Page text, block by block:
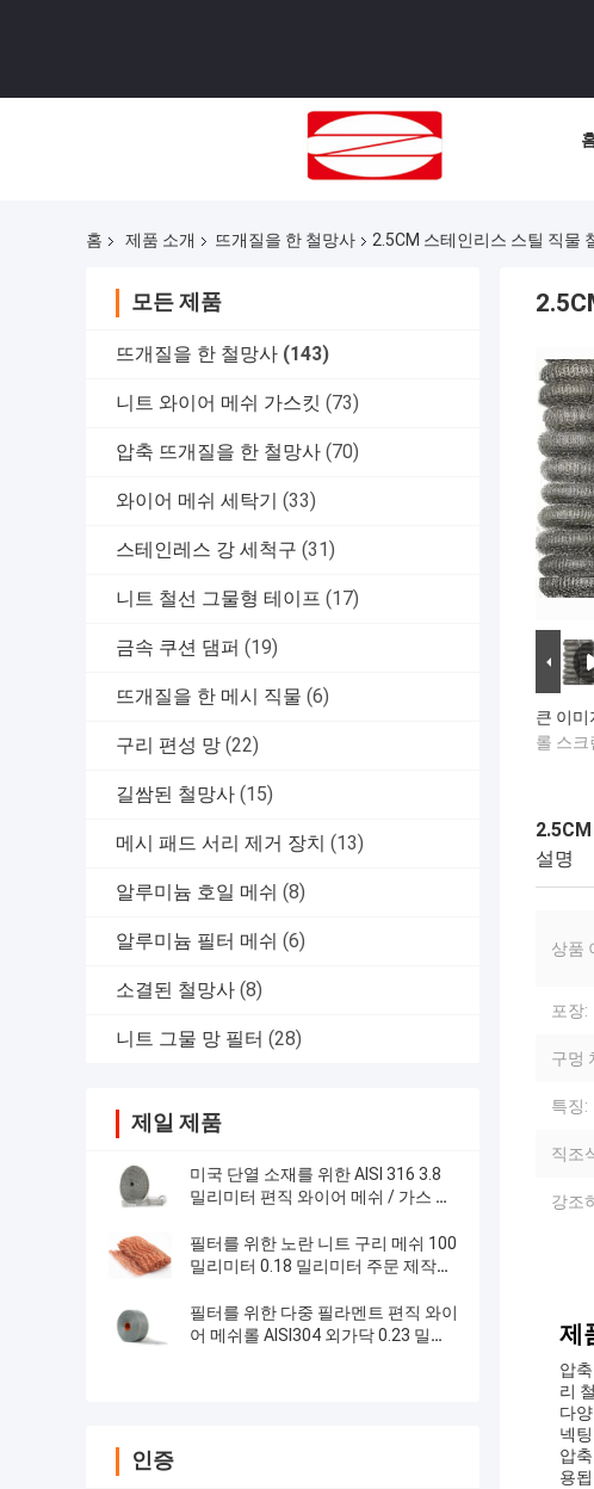
홈 제품 소개 뜨개질을 한 철망사 2.5CM 스테인리스 스틸 직물
모든 제품
뜨개질을 한 철망사 (143)
니트 와이어 메쉬 가스킷 (73)
압축 뜨개질을 한 철망사 (70)
와이어 메쉬 세탁기 (33)
스테인레스 강 세척구 (31)
니트 철선 그물형 테이프 (17)
금속 쿠션 댐퍼 (19)
뜨개질을 한 메시 직물 (6)
구리 편성 망 (22)
길쌈된 철망사 (15)
메시 패드 서리 제거 장치 (13)
알루미늄 호일 메쉬 (8)
알루미늄 필터 메쉬 (6)
소결된 철망사 (8)
니트 그물 망 필터 (28)
제일 제품
미국 단열 소재를 위한 AISI 316 3.8
밀리미터 편직 와이어 메쉬 / 가스 액
필터를 위한 노란 니트 구리 메쉬 100
밀리미터 0.18 밀리미터 주문 제작된
필터를 위한 다중 필라멘트 편직 와이
어 메쉬롤 AISI304 외가닥 0.23 밀리
인증
큰 이미
롤 스크
설명
상품
포장:
구멍
특징:
직조
강조
제
압
리
다
넥
압
용